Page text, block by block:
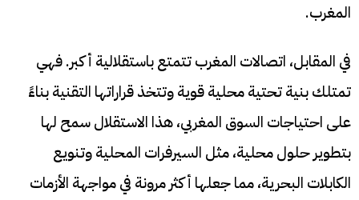
المغرب.
في المقابل، اتصالات المغرب تتمتع باستقلالية أكبر. فهي
تمتلك بنية تحتية محلية قوية وتتخذ قراراتها التقنية بناءً
على احتياجات السوق المغربي، هذا الاستقلال سمح لها
بتطوير حلول محلية، مثل السيرفرات المحلية وتنويع
الكابلات البحرية، مما جعلها أكثر مرونة في مواجهة الأزمات